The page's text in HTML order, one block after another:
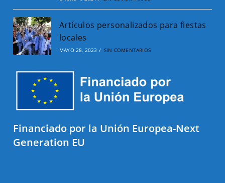
Artículos personalizados para fiestas
locales
MAYO 28, 2023 / SIN COMENTARIOS
Financiado por la Unión Europea-Next
Generation EU